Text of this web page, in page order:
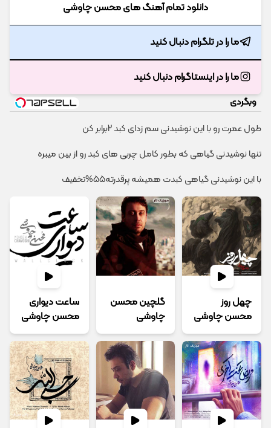
دانلود تمام آهنگ های محسن چاوشی
ما را در تلگرام دنبال کنید
ما را در اینستاگرام دنبال کنید
وبگردی
طول عمرت رو با این نوشیدنی سم زدای کبد 2برابر کن
تنها نوشیدنی گیاهی که بطور کامل چربی های کبد رو از بین میبره
با این نوشیدنی گیاهی کبدت همیشه پرقدرته55%تخفیف
چهل روز
محسن چاوشی
گلچین محسن
چاوشی
ساعت دیواری
محسن چاوشی